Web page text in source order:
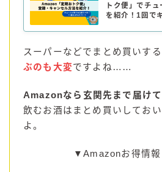
檸檬堂
オリオンビール
WATTA
natura WATTA
合同酒精
その他メーカー
素滴しぼり
トク便」でチ
を紹介！1回で
スーパーなどでまとめ買いす
ぶのも大変ですよね……
Amazonなら玄関先まで届け
飲むお酒はまとめ買いしてお
よ。
▼Amazonお得情